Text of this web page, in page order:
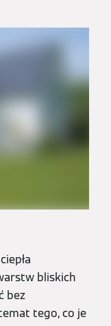
bliskich
bez
tego, co je